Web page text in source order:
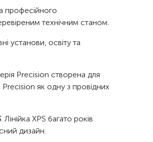
професійного
технічним станом.
установи, освіту та
Precision створена для
як одну з провідних
. Лінійка XPS багато років
дизайн.